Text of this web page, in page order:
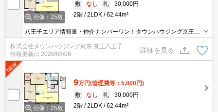
画像：25枚
敷
なし 礼
30,000円
2階
2LDK 62.44m²
八王子エリア情報量・仲介ナンバーワン！タウンハウジング京王八
王子店です!お客様用駐車場もございますので車でのご来店も大歓迎
です！
株式会社タウンハウジング東京 京王八王子
情報更新日 2026/08/08
詳細を見る
画像：25枚
9万円(管理費等：5,000円)
敷
なし 礼
30,000円
2階
2LDK 62.44m²